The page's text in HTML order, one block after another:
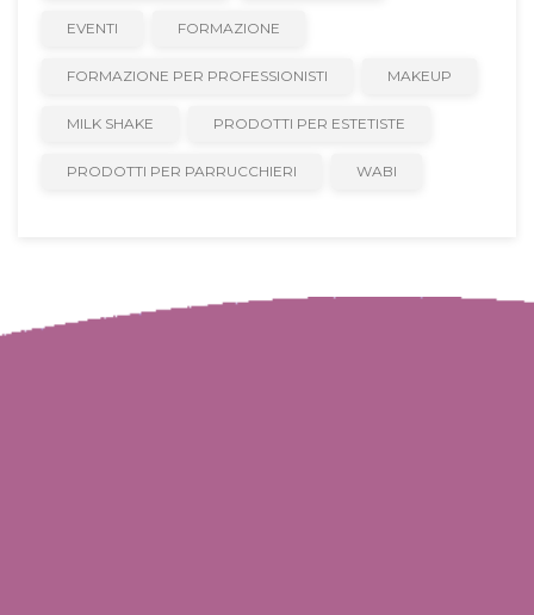
EVENTI FORMAZIONE
FORMAZIONE PER PROFESSIONISTI MAKEUP
MILK SHAKE PRODOTTI PER ESTETISTE
PRODOTTI PER PARRUCCHIERI WABI